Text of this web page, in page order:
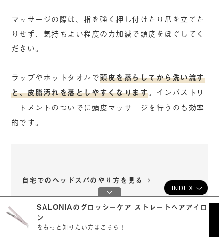
マッサージの際は、指を強く押し付けたり爪を立てた
りせず、気持ちよい程度の力加減で頭皮をほぐしてく
ださい。
ラップやホットタオルで頭皮を蒸らしてから洗い流す
と、皮脂汚れを落としやすくなります。インバストリ
ートメントのついでに頭皮マッサージを行うのも効率
的です。
自宅でのヘッドスパのやり方を見る
SALONIAのグロッシーケア ストレートヘアアイロ
ン
をもっと知りたい方はこちら！
INDEX